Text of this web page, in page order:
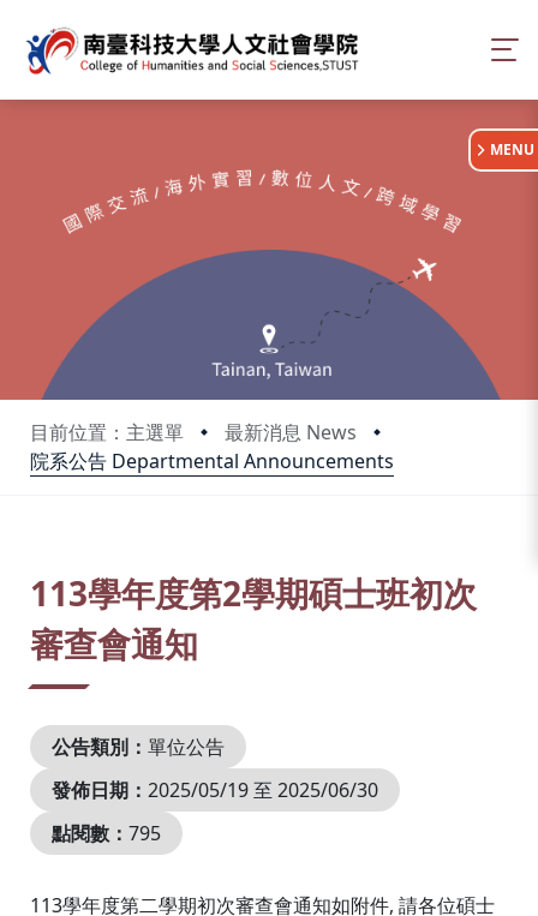
目前位置：主選單
最新消息 News
院系公告 Departmental Announcements
:::
MENU
113學年度第2學期碩士班初次
審查會通知
公告類別： 單位公告
發佈日期： 2025/05/19 至 2025/06/30
點閱數： 795
113學年度第​二學期初次審查會通知如附件, 請各位碩士